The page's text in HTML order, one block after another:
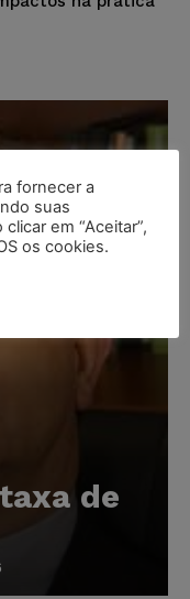
de
fornecer a
suas
em “Aceitar”,
os cookies.